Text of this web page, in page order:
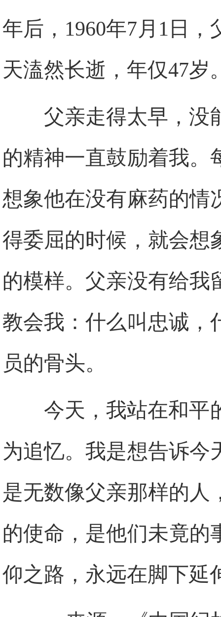
年后，1960年7月1日
天溘然长逝，年仅47岁
父亲走得太早，没
的精神一直鼓励着我。
想象他在没有麻药的情
得委屈的时候，就会想
的模样。父亲没有给我
教会我：什么叫忠诚，
员的骨头。
今天，我站在和平
为追忆。我是想告诉今
是无数像父亲那样的人
的使命，是他们未竟的
仰之路，永远在脚下延